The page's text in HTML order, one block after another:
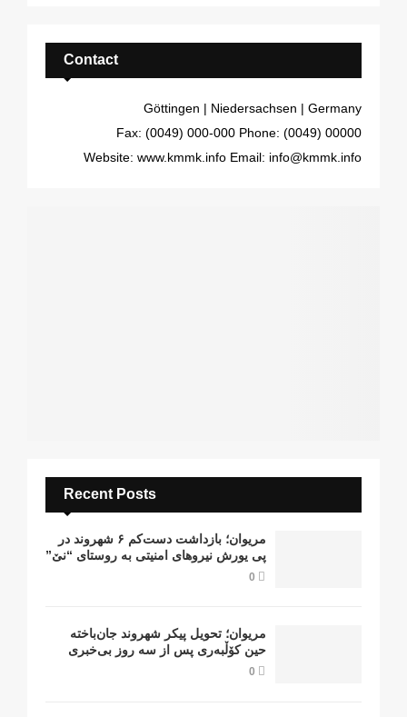
Contact
Göttingen | Niedersachsen | Germany
Phone: (0049) 00000
Fax: (0049) 000-000
Email: info@kmmk.info
Website: www.kmmk.info
Recent Posts
مریوان؛ بازداشت دست‌کم ۶ شهروند در
پی یورش نیروهای امنیتی به روستای “نێ”
0
مریوان؛ تحویل پیکر شهروند جان‌باخته
حین کۆڵبەری پس از سە روز بی‌خبری
0